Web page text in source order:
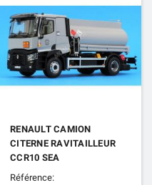
RENAULT CAMION
CITERNE RAVITAILLEUR
CCR10 SEA
Référence: